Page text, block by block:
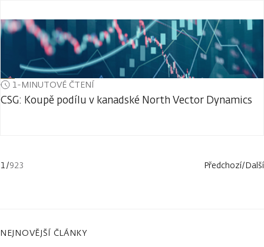
1-MINUTOVÉ ČTENÍ
CSG: Koupě podílu v kanadské North Vector Dynamics
1/923 Předchozí/Další
NEJNOVĚJŠÍ ČLÁNKY